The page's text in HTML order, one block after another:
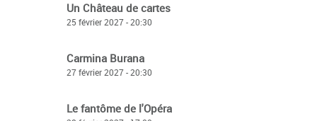
Un Château de cartes
25 février 2027 - 20:30
Carmina Burana
27 février 2027 - 20:30
Le fantôme de l'Opéra